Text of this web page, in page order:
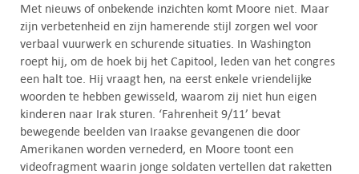
Met nieuws of onbekende inzichten komt Moore niet. Maar
zijn verbetenheid en zijn hamerende stijl zorgen wel voor
verbaal vuurwerk en schurende situaties. In Washington
roept hij, om de hoek bij het Capitool, leden van het congres
een halt toe. Hij vraagt hen, na eerst enkele vriendelijke
woorden te hebben gewisseld, waarom zij niet hun eigen
kinderen naar Irak sturen. ‘Fahrenheit 9/11’ bevat
bewegende beelden van Iraakse gevangenen die door
Amerikanen worden vernederd, en Moore toont een
videofragment waarin jonge soldaten vertellen dat raketten